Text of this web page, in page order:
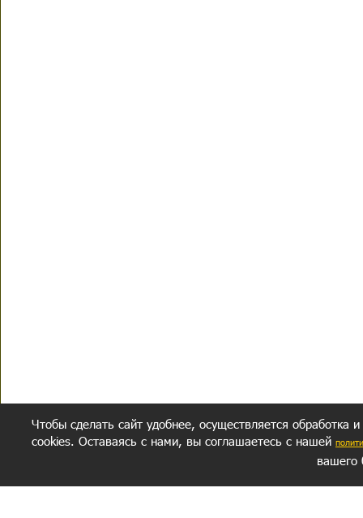
Чтобы сделать сайт удобнее, осуществляется обработка
cookies. Оставаясь с нами, вы соглашаетесь с нашей
вашего